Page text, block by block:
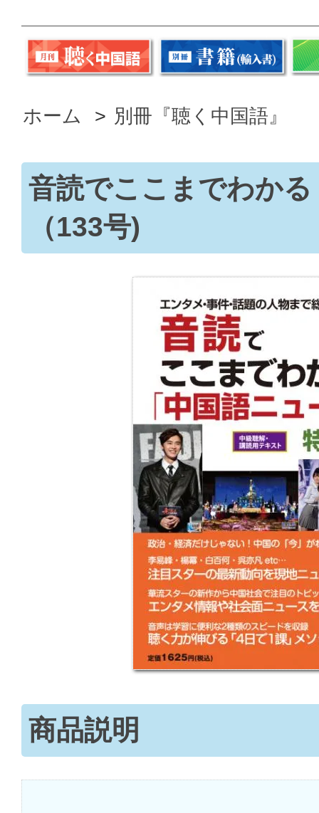
ホーム > 別冊『聴く中国語』
音読でここまでわか
（133号)
商品説明